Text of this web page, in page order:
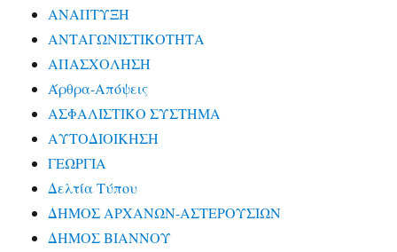
ΑΝΑΠΤΥΞΗ
ΑΝΤΑΓΩΝΙΣΤΙΚΟΤΗΤΑ
ΑΠΑΣΧΟΛΗΣΗ
Άρθρα-Απόψεις
ΑΣΦΑΛΙΣΤΙΚΟ ΣΥΣΤΗΜΑ
ΑΥΤΟΔΙΟΙΚΗΣΗ
ΓΕΩΡΓΙΑ
Δελτία Τύπου
ΔΗΜΟΣ ΑΡΧΑΝΩΝ-ΑΣΤΕΡΟΥΣΙΩΝ
ΔΗΜΟΣ ΒΙΑΝΝΟΥ